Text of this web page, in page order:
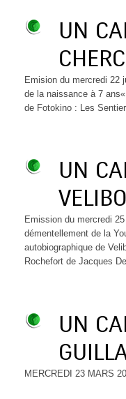
UN
Emision du mercredi 22
de la naissance à 7
de Fotokino : Les
UN
Emission du mercredi
démentellement de la
autobiographique de
Rochefort de Jacques
UN
MERCREDI 23 MARS